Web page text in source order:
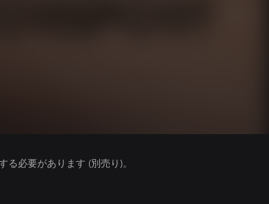
必要があります (別売り)。